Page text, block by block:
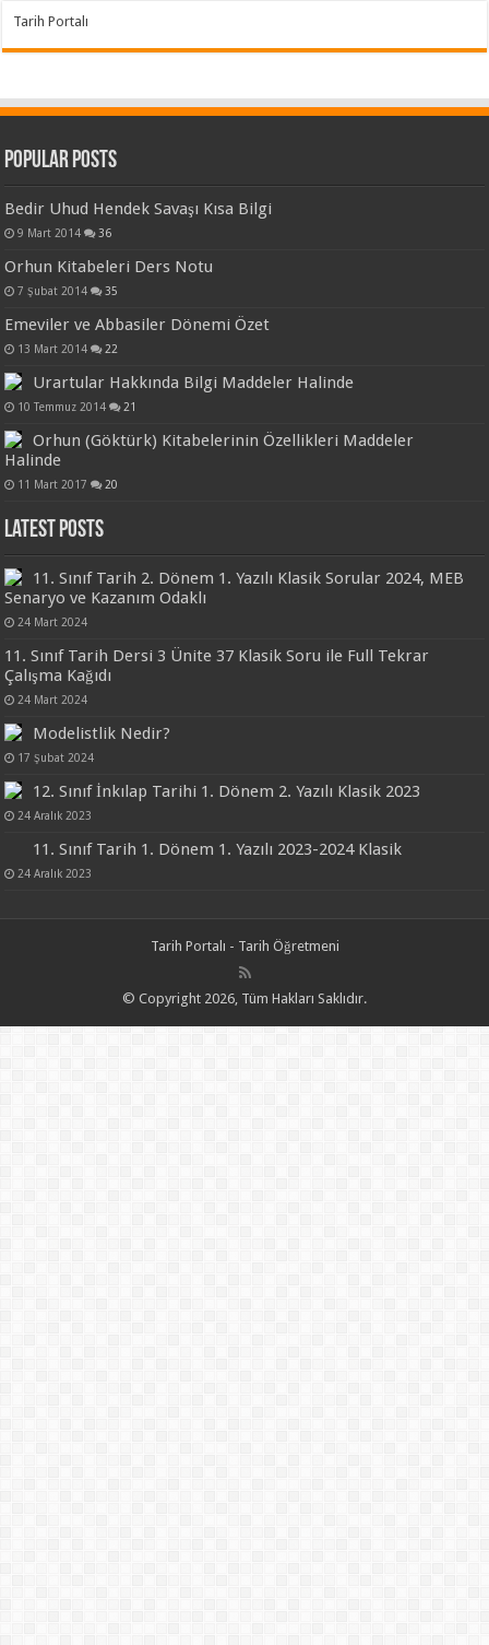
Tarih Portalı
Popular Posts
Bedir Uhud Hendek Savaşı Kısa Bilgi
9 Mart 2014 36
Orhun Kitabeleri Ders Notu
7 Şubat 2014 35
Emeviler ve Abbasiler Dönemi Özet
13 Mart 2014 22
Urartular Hakkında Bilgi Maddeler Halinde
10 Temmuz 2014 21
Orhun (Göktürk) Kitabelerinin Özellikleri Maddeler
Halinde
11 Mart 2017 20
Latest Posts
11. Sınıf Tarih 2. Dönem 1. Yazılı Klasik Sorular 2024, MEB
Senaryo ve Kazanım Odaklı
24 Mart 2024
11. Sınıf Tarih Dersi 3 Ünite 37 Klasik Soru ile Full Tekrar
Çalışma Kağıdı
24 Mart 2024
Modelistlik Nedir?
17 Şubat 2024
12. Sınıf İnkılap Tarihi 1. Dönem 2. Yazılı Klasik 2023
24 Aralık 2023
11. Sınıf Tarih 1. Dönem 1. Yazılı 2023-2024 Klasik
24 Aralık 2023
Tarih Portalı - Tarih Öğretmeni
© Copyright 2026, Tüm Hakları Saklıdır.